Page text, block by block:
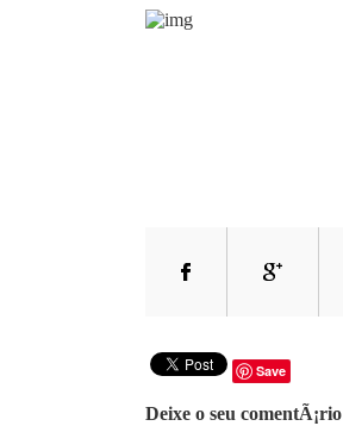
Save
Deixe o seu comentÃ¡rio